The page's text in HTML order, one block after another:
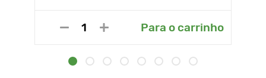
Para o carrinho